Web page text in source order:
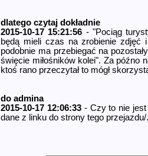
dlatego czytaj dokładnie
2015-10-17 15:21:56 - "Pociąg
będą mieli czas na zrobienie zdjęć
podobnie ma przebiegać na
święcie miłośników kolei". Za późno
ktoś rano przeczytał to mógł
do admina
2015-10-17 12:06:33- Czy to nie jest
dane z linku do strony tego